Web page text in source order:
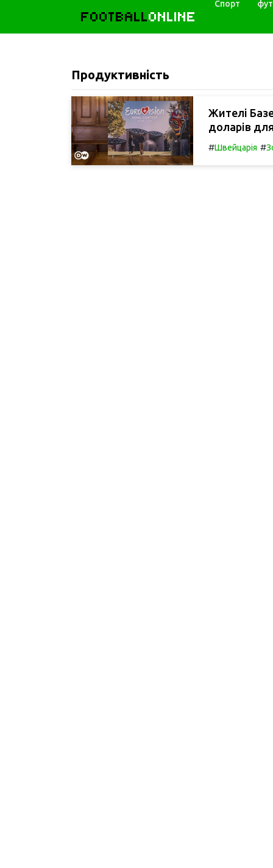
FOOTBALLONLINE
Спорт
Продуктивність
Жителі
доларів
#Швейцарія #